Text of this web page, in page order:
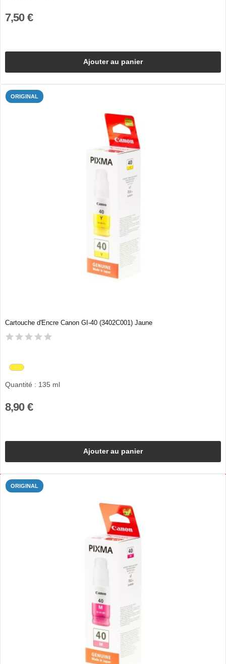
7,50 €
Ajouter au panier
ORIGINAL
Cartouche d'Encre Canon GI-40 (3402C001) Jaune
Quantité : 135 ml
8,90 €
Ajouter au panier
ORIGINAL